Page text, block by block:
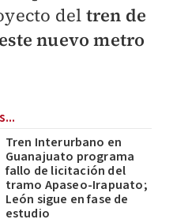
deltren de
nuevo metro
Tren Interurbano en
Guanajuato programa
fallo de licitación del
tramo Apaseo-Irapuato;
León sigue en fase de
estudio